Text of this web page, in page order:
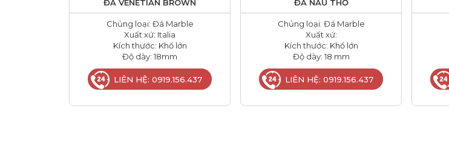
ĐÁ VENETIAN BROWN
Chủng loại: Đá Marble
Xuất xứ: Italia
Kích thước: Khổ lớn
Độ dày: 18mm
LIÊN HỆ: 0919.156.437
ĐÁ NÂU THỔ
Chủng loại: Đá Marble
Xuất xứ:
Kích thước: Khổ lớn
Độ dày: 18 mm
LIÊN HỆ: 0919.156.437